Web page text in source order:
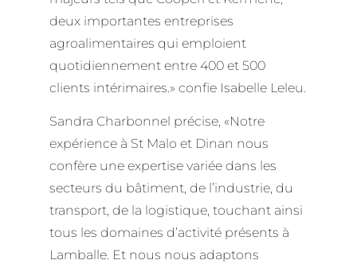
deux importantes entreprises
agroalimentaires qui emploient
quotidiennement entre 400 et 500
clients intérimaires.» confie Isabelle Leleu.
Sandra Charbonnel précise, «Notre
expérience à St Malo et Dinan nous
confère une expertise variée dans les
secteurs du bâtiment, de l’industrie, du
transport, de la logistique, touchant ainsi
tous les domaines d’activité présents à
Lamballe. Et nous nous adaptons